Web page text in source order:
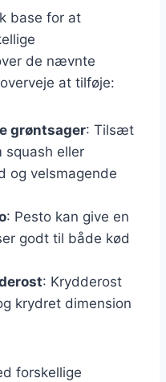
base for at
de nævnte
at tilføje:
grøntsager: Tilsæt
squash eller
og velsmagende
: Pesto kan give en
godt til både kød
: Krydderost
krydret dimension
forskellige